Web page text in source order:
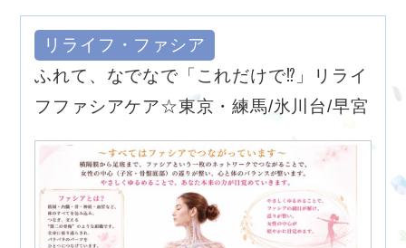
リライフ・ファシア
ふれて、なでなで「これだけで⁉︎」リライ
フファシアケア☆東京・練馬/氷川台/早宮